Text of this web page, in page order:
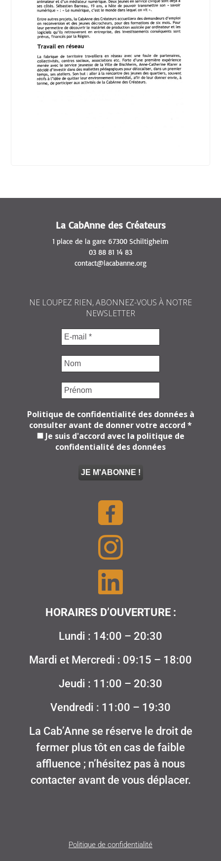
La CabAnne des Créateurs
1 place de la gare 67300 Schiltigheim
03 88 81 14 83
contact@lacabanne.org
NE LOUPEZ RIEN, ABONNEZ-VOUS À NOTRE
NEWSLETTER
Politique de confidentialité des données à
consulter avant de donner votre accord *
Je suis d'accord avec la politique de
confidentialité des données
HORAIRES D’OUVERTURE :
Lundi : 14:00 – 20:30
Mardi et Mercredi : 09:15 – 18:00
Jeudi : 11:00 – 20:30
Vendredi : 11:00 – 19:30
La Cab’Anne se réserve le droit de
fermer plus tôt en cas de faible
affluence ; n’hésitez pas à nous
contacter avant de vous déplacer.
Politique de confidentialité